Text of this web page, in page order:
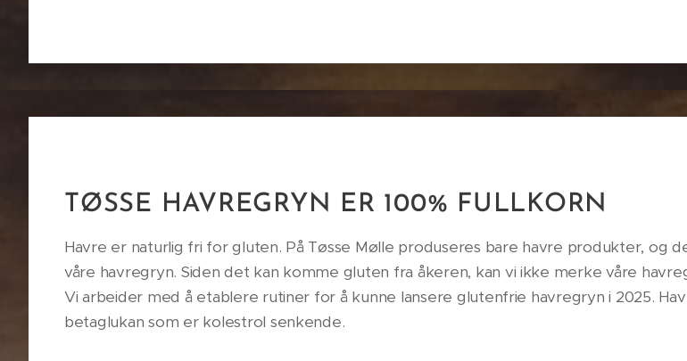
TØSSE HAVREGRYN ER 100% FULLKORN
Havre er naturlig fri for gluten. På Tøsse Mølle produseres bare havre produkter, og
våre havregryn. Siden det kan komme gluten fra åkeren, kan vi ikke merke våre
Vi arbeider med å etablere rutiner for å kunne lansere glutenfrie havregryn i 2025.
betaglukan som er kolestrol senkende.